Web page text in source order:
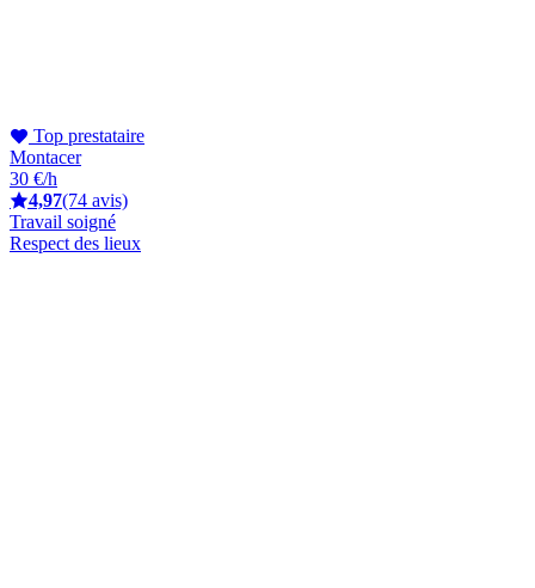
Top prestataire
Montacer
30 €/h
4,97(74 avis)
Travail soigné
Respect des lieux